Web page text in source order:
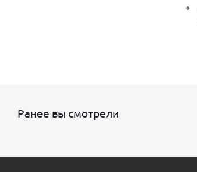
Ранее вы смотрели